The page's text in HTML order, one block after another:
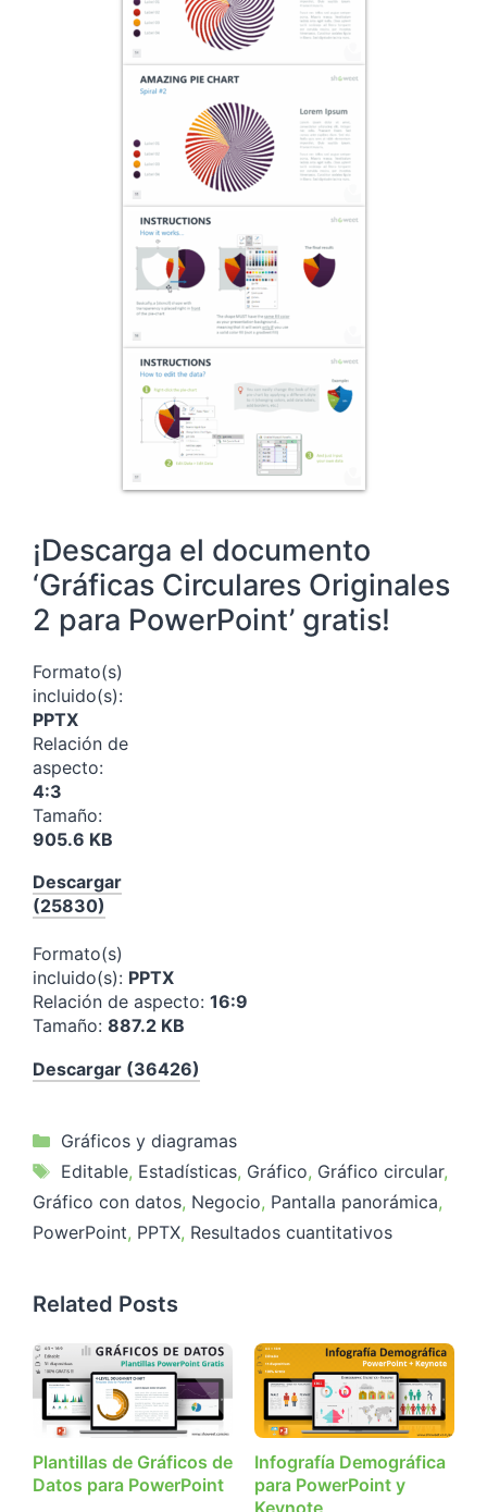
¡Descarga el documento
‘Gráficas Circulares Originales
2 para PowerPoint’ gratis!
Formato(s)
incluido(s):
PPTX
Relación de
aspecto:
4:3
Tamaño:
905.6 KB
Descargar
(25830)
Formato(s)
incluido(s): PPTX
Relación de aspecto: 16:9
Tamaño: 887.2 KB
Descargar (36426)
Categorías
Gráficos y diagramas
Etiquetas
Editable, Estadísticas, Gráfico, Gráfico circular,
Gráfico con datos, Negocio, Pantalla panorámica,
PowerPoint, PPTX, Resultados cuantitativos
Related Posts
Plantillas de Gráficos de
Datos para PowerPoint
Infografía Demográfica
para PowerPoint y
Keynote